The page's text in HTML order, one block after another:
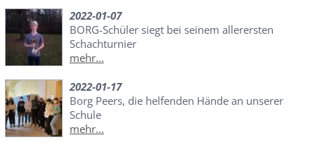
2022-01-07
BORG-Schüler siegt bei seinem allerersten
Schachturnier
mehr...
2022-01-17
Borg Peers, die helfenden Hände an unserer
Schule
mehr...